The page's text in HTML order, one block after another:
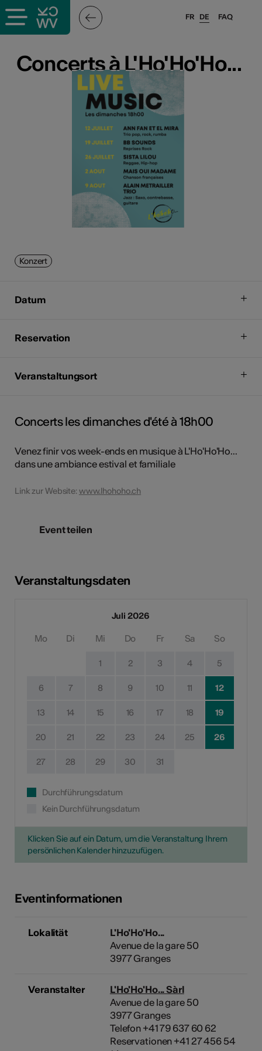
FAQ
FR DE
Concerts à L'Ho'Ho'Ho...
Concerts à L'Ho'Ho'Ho...
Konzert
Datum
Reservation
Veranstaltungsort
Concerts les dimanches d'été à 18h00
Venez finir vos week-ends en musique à L'Ho'Ho'Ho...
dans une ambiance estival et familiale
Link zur Website: www.lhohoho.ch
Event teilen
Veranstaltungsdaten
Juli 2026
Mo Di Mi Do Fr Sa So
1 2 3 4 5
6 7 8 9 10 11 12
13 14 15 16 17 18 19
20 21 22 23 24 25 26
27 28 29 30 31
Durchführungsdatum
Kein Durchführungsdatum
Klicken Sie auf ein Datum, um die Veranstaltung Ihrem
persönlichen Kalender hinzuzufügen.
Eventinformationen
Lokalität
L'Ho'Ho'Ho...
Avenue de la gare 50
3977 Granges
Veranstalter
L'Ho'Ho'Ho... Sàrl
Avenue de la gare 50
3977 Granges
Telefon +41 79 637 60 62
Reservationen +41 27 456 54